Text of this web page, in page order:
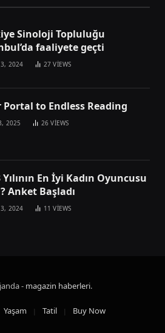
Sinoloji Topluluğu
faaliyete geçti
2024 27VIEWS
Portal to Endless Reading
2025 26VIEWS
Yılının En İyi Kadın Oyuncusu
Anket Başladı
2024 11VIEWS
- magazin haberleri.
Yaşam Tatil Buy Now